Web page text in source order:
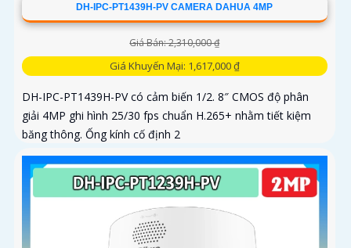
DH-IPC-PT1439H-PV CAMERA DAHUA 4MP
Giá Bán: 2,310,000 ₫
Giá Khuyến Mại: 1,617,000 ₫
DH-IPC-PT1439H-PV có cảm biến 1/2. 8″ CMOS độ phân
giải 4MP ghi hình 25/30 fps chuẩn H.265+ nhằm tiết kiệm
băng thông. Ống kính cố định 2